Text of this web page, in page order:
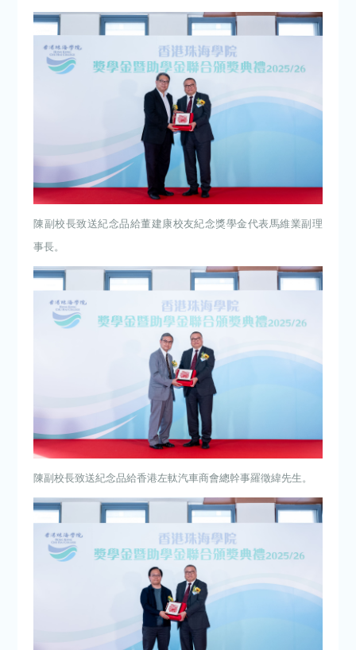
陳副校長致送紀念品給董建康校友紀念獎學金代表馬維業副理
事長。
陳副校長致送紀念品給香港左軚汽車商會總幹事羅徵緯先生。